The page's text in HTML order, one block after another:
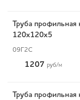
Труба профильная
120х120х5
09Г2С
1207 руб/м
Труба профильная